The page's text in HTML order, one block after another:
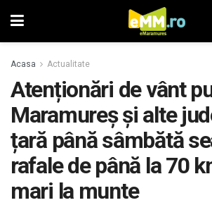
Acasa Actualitate
Atenționări de vânt
Maramureș și alte
țară până sâmbătă
rafale de până la 70
mari la munte